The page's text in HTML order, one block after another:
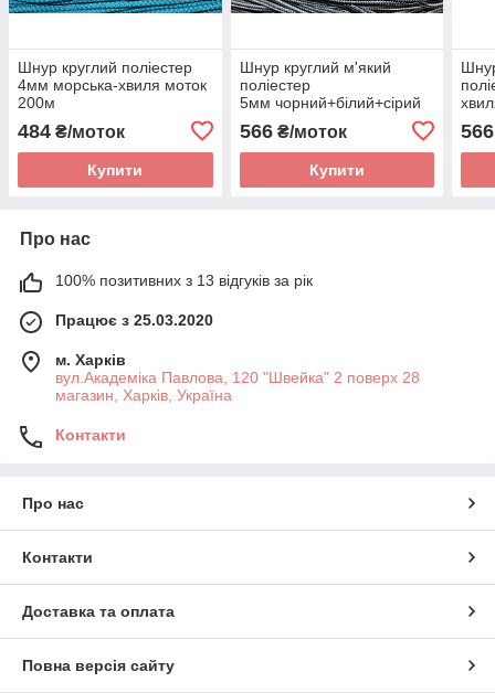
Шнур круглий поліестер
4мм морська-хвиля моток
200м
484 ₴/моток
Купити
Шнур круглий м'який
поліестер
5мм чорний+білий+сірий
566₴/моток
Купити
566
Про нас
100% позитивних з 13 відгуків за рік
Працює з 25.03.2020
м. Харків
вул.Академіка Павлова, 120 "Швейка" 2 поверх 28
магазин, Харків, Україна
Контакти
Про нас
Контакти
Доставка та оплата
Повна версія сайту